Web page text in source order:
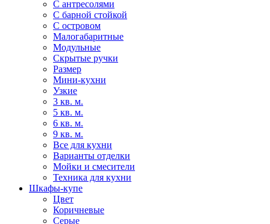
С антресолями
С барной стойкой
С островом
Малогабаритные
Модульные
Скрытые ручки
Размер
Мини-кухни
Узкие
3 кв. м.
5 кв. м.
6 кв. м.
9 кв. м.
Все для кухни
Варианты отделки
Мойки и смесители
Техника для кухни
Шкафы-купе
Цвет
Коричневые
Серые